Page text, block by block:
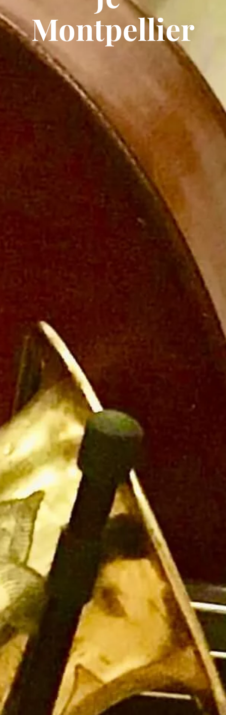
Montpellier